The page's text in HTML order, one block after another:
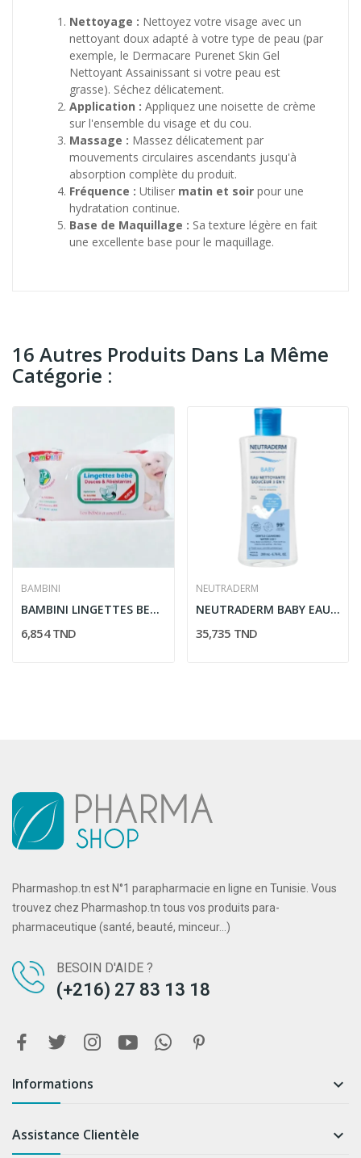
Nettoyage : Nettoyez votre visage avec un
nettoyant doux adapté à votre type de peau (par
exemple, le Dermacare Purenet Skin Gel
Nettoyant Assainissant si votre peau est
grasse). Séchez délicatement.
Application : Appliquez une noisette de crème
sur l'ensemble du visage et du cou.
Massage : Massez délicatement par
mouvements circulaires ascendants jusqu'à
absorption complète du produit.
Fréquence : Utiliser matin et soir pour une
hydratation continue.
Base de Maquillage : Sa texture légère en fait
une excellente base pour le maquillage.
16 Autres Produits Dans La Même
Catégorie :
BAMBINI
BAMBINI LINGETTES BEBE DOUCES ET RESISTANTES...
6,854 TND
NEUTRADERM
NEUTRADERM BABY EAU NETTOYANTE DOUCEUR 3 EN 1...
35,735 TND
Pharmashop.tn est N°1 parapharmacie en ligne en Tunisie. Vous
trouvez chez Pharmashop.tn tous vos produits para-
pharmaceutique (santé, beauté, minceur...)
BESOIN D'AIDE ?
(+216) 27 83 13 18
Informations 
Assistance Clientèle 